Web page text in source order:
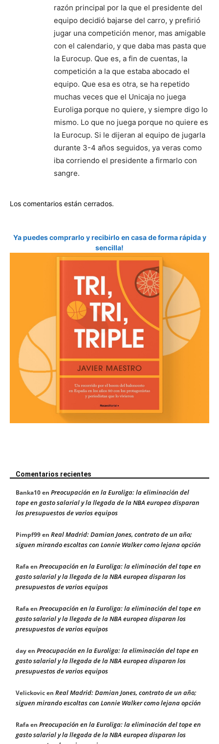
razón principal por la que el presidente del
equipo decidió bajarse del carro, y prefirió
jugar una competición menor, mas amigable
con el calendario, y que daba mas pasta que
la Eurocup. Que es, a fin de cuentas, la
competición a la que estaba abocado el
equipo. Que esa es otra, se ha repetido
muchas veces que el Unicaja no juega
Euroliga porque no quiere, y siempre digo lo
mismo. Lo que no juega porque no quiere es
la Eurocup. Si le dijeran al equipo de jugarla
durante 3-4 años seguidos, ya veras como
iba corriendo el presidente a firmarlo con
sangre.
Los comentarios están cerrados.
Ya puedes comprarlo y recibirlo en casa de forma rápida y
sencilla!
Comentarios recientes
Banka10en Preocupación en la Euroliga: la eliminación del
tope en gasto salarial y la llegada de la NBA europea disparan
los presupuestos de varios equipos
Pimpf99en Real Madrid: Damian Jones, contrato de un año;
siguen mirando escoltas con Lonnie Walker como lejana opción
Rafaen Preocupación en la Euroliga: la eliminación del tope en
gasto salarial y la llegada de la NBA europea disparan los
presupuestos de varios equipos
Rafaen Preocupación en la Euroliga: la eliminación del tope en
gasto salarial y la llegada de la NBA europea disparan los
presupuestos de varios equipos
dayen Preocupación en la Euroliga: la eliminación del tope en
gasto salarial y la llegada de la NBA europea disparan los
presupuestos de varios equipos
Velickovicen Real Madrid: Damian Jones, contrato de un año;
siguen mirando escoltas con Lonnie Walker como lejana opción
Rafaen Preocupación en la Euroliga: la eliminación del tope en
gasto salarial y la llegada de la NBA europea disparan los